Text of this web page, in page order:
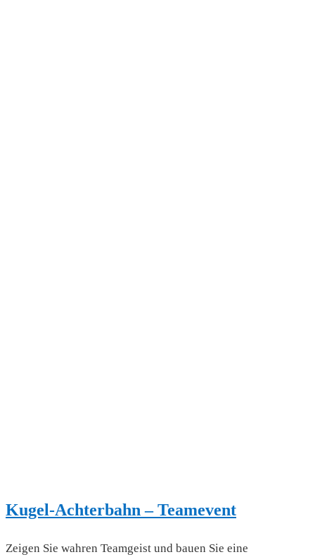
Kugel-Achterbahn – Teamevent
Zeigen Sie wahren Teamgeist und bauen Sie eine